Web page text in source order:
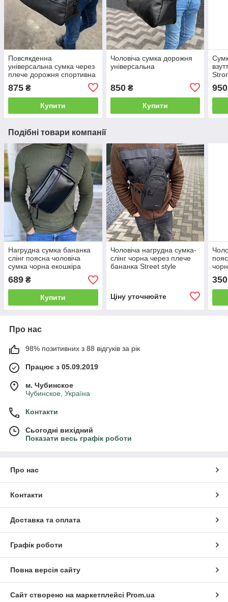
Повсякденна
універсальна сумка через
плече дорожня спортивна
зручна невелика з
екошкіри
875 ₴
Купити
Чоловіча сумка дорожня
універсальна
850₴
Купити
950
Подібні товари компанії
Нагрудна сумка бананка
слінг поясна чоловіча
сумка чорна екошкіра
Bond Cube
689 ₴
Купити
Чоловіча нагрудна сумка-
слінг чорна через плече
бананка Street style
Ціну уточнюйте
350
Про нас
98% позитивних з 88 відгуків за рік
Працює з 05.09.2019
м. Чубинское
Чубинское, Україна
Контакти
Сьогодні вихідний
Показати весь графік роботи
Про нас
Контакти
Доставка та оплата
Графік роботи
Повна версія сайту
Сайт створено на маркетплейсі Prom.ua